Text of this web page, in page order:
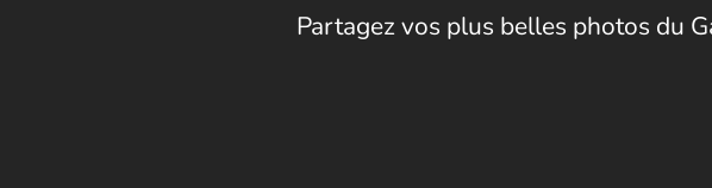
Partagez vos plus belles photos du